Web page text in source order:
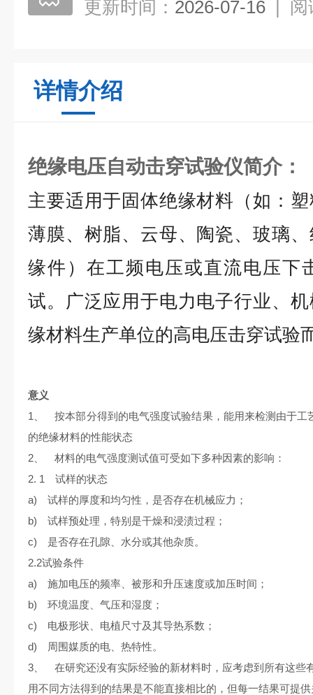
更新时间： 2026-07-16 | 阅
详情介绍
绝缘电压自动击穿试验仪简介：
主要适用于固体绝缘材料（如：
薄膜、树脂、云母、陶瓷、玻璃
缘件）在工频电压或直流电压下
试。广泛应用于电力电子行业、
缘材料生产单位的高电压击穿试验
意义
1、 按本部分得到的电气强度试验结果，能用来检测由于工
的绝缘材料的性能状态
2、 材料的电气强度测试值可受如下多种因素的影响：
2. 1 试样的状态
a) 试样的厚度和均匀性，是否存在机械应力；
b) 试样预处理，特别是干燥和浸渍过程；
c) 是否存在孔隙、水分或其他杂质。
2.2试验条件
a) 施加电压的频率、被形和升压速度或加压时间；
b) 环境温度、气压和湿度；
c) 电极形状、电植尺寸及其导热系数；
d) 周围媒质的电、热特性。
3、 在研究还没有实际经验的新材料时，应考虑到所有这些
用不同方法得到的结果是不能直接相比的，但每一结果可提